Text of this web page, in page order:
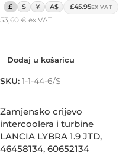
£ $ ¥ A$ £45.95EX VAT
53,60 € ex VAT
Dodaj u košaricu
SKU: 1-1-44-6/S
Zamjensko crijevo
intercoolera i turbine
LANCIA LYBRA 1.9 JTD,
46458134, 60652134